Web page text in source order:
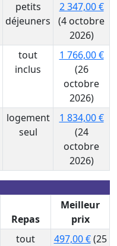
petits
déjeuners
2 347,00 €
(4 octobre
2026)
tout
inclus
1 766,00 €
(26
octobre
2026)
logement
seul
1 834,00 €
(24
octobre
2026)
Repas
Meilleur
prix
tout
497,00 €(25